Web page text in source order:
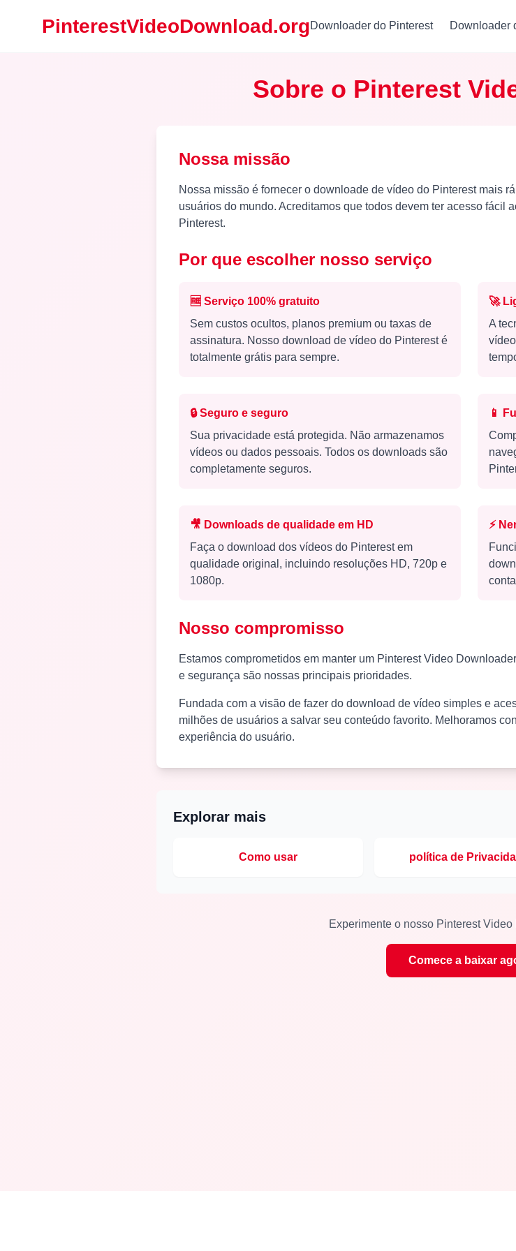
PinterestVideoDownload.orgDownloader do Pinterest Downloader
Sobre o Pinterest
Nossa missão
Nossa missão é fornecer o downloade de vídeo do Pinterest mais
usuários do mundo. Acreditamos que todos devem ter acesso fácil
Pinterest.
Por que escolher nosso serviço
🆓 Serviço 100% gratuito
Sem custos ocultos, planos premium ou taxas de
assinatura. Nosso download de vídeo do Pinterest é
totalmente grátis para sempre.
🚀
A
🔒 Seguro e seguro
Sua privacidade está protegida. Não armazenamos
vídeos ou dados pessoais. Todos os downloads são
completamente seguros.
📱
🎥 Downloads de qualidade em HD
Faça o download dos vídeos do Pinterest em
qualidade original, incluindo resoluções HD, 720p e
1080p.
⚡
Nosso compromisso
Estamos comprometidos em manter um Pinterest Video
e segurança são nossas principais prioridades.
Fundada com a visão de fazer do download de vídeo simples e
milhões de usuários a salvar seu conteúdo favorito. Melhoramos
experiência do usuário.
Explorar mais
Como usar política de
Experimente o nosso Pinterest
Comece a baixar